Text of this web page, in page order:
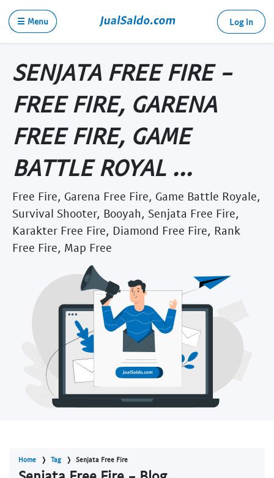
☰ Menu Log in
SENJATA FREE FIRE -
FREE FIRE, GARENA
FREE FIRE, GAME
BATTLE ROYAL ...
Free Fire, Garena Free Fire, Game Battle Royale,
Survival Shooter, Booyah, Senjata Free Fire,
Karakter Free Fire, Diamond Free Fire, Rank
Free Fire, Map Free
Home Tag Senjata Free Fire